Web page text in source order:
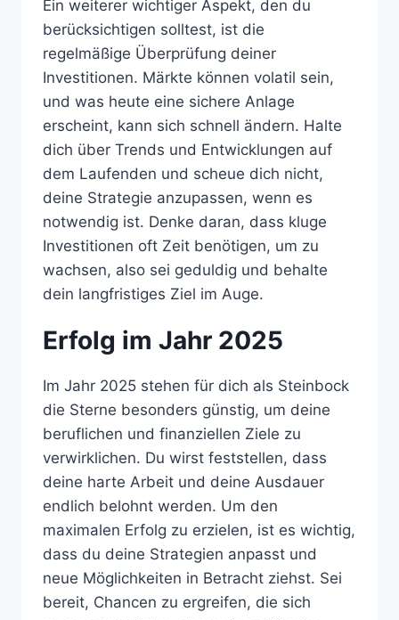
Ein weiterer wichtiger Aspekt, den du
berücksichtigen solltest, ist die
regelmäßige Überprüfung deiner
Investitionen. Märkte können volatil sein,
und was heute eine sichere Anlage
erscheint, kann sich schnell ändern. Halte
dich über Trends und Entwicklungen auf
dem Laufenden und scheue dich nicht,
deine Strategie anzupassen, wenn es
notwendig ist. Denke daran, dass kluge
Investitionen oft Zeit benötigen, um zu
wachsen, also sei geduldig und behalte
dein langfristiges Ziel im Auge.
Erfolg im Jahr 2025
Im Jahr 2025 stehen für dich als Steinbock
die Sterne besonders günstig, um deine
beruflichen und finanziellen Ziele zu
verwirklichen. Du wirst feststellen, dass
deine harte Arbeit und deine Ausdauer
endlich belohnt werden. Um den
maximalen Erfolg zu erzielen, ist es wichtig,
dass du deine Strategien anpasst und
neue Möglichkeiten in Betracht ziehst. Sei
bereit, Chancen zu ergreifen, die sich